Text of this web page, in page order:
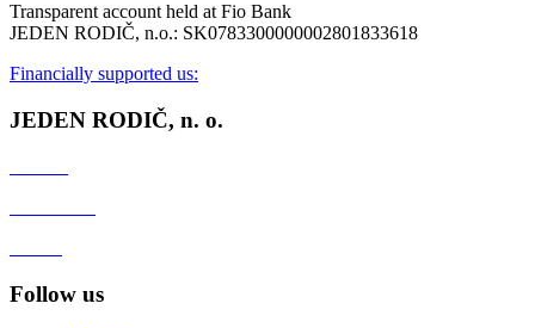
Transparent account held at Fio Bank
JEDEN RODIČ, n.o.: SK0783300000002801833618
Financially supported us:
JEDEN RODIČ, n. o.
Follow us